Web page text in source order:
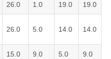
26.0 1.0 19.0 19.0
26.0 5.0 14.0 14.0
15.0 9.0 5.0 9.0